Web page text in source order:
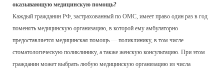
оказывающую медицинскую помощь?
Каждый гражданин РФ, застрахованный по ОМС, имеет право один раз в год
поменять медицинскую организацию, в которой ему амбулаторно
предоставляется медицинская помощь — поликлинику, в том числе
стоматологическую поликлинику, а также женскую консультацию. При этом
гражданин может выбрать любую медицинскую организацию из числа